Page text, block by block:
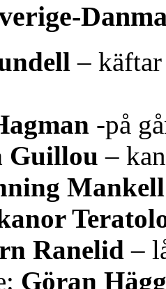
– käftar
-på
Guillou –
Mankell
Ranelid –
Göran Hägg